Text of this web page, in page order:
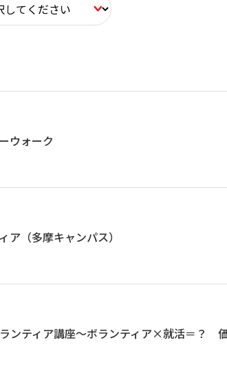
ウォーク
ア（多摩キャンパス）
ランティア講座～ボランティア×就活＝？